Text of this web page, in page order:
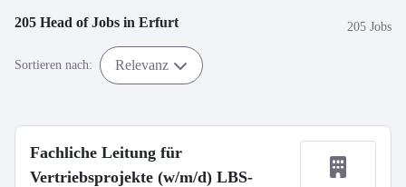
205 Head ofJobs in Erfurt 205 Jobs
Sortieren nach: Relevanz
Fachliche Leitung für
Vertriebsprojekte (w/m/d) LBS-